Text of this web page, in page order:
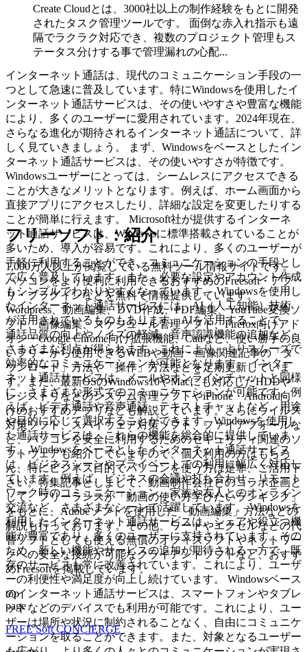
インターネット通話は、現代のコミュニケーション手段の一
つとして急速に普及しています。特にWindowsを使用したイ
ンターネット通話サービスは、その使いやすさや豊富な機能
により、多くのユーザーに愛用されています。2024年現在、
さらなる進化が期待されるインターネット通話について、詳
しく見ていきましょう。 まず、Windowsをベースとしたイン
ターネット通話サービスは、その使いやすさが特徴です。
Windowsユーザーにとっては、シームレスにアクセスできる
ことが大きなメリットとなります。例えば、ホーム画面から
直接アプリにアクセスしたり、詳細な設定を変更したりする
ことが簡単に行えます。 Microsoft社が提供するインターネ
ット通話サービスは、Windowsに標準搭載されていることが
多いため、導入が容易です。これにより、多くのユーザーが
手軽に利用することができ、コミュニケーションの手段とし
て広く普及しています。また、必要な設定やアカウント作成
もシンプルでわかりやすくなっています。 Windowsを使用し
たインターネット通話サービスには、AI（人工知能）技術
が活用されているものもあります。AIを活用することで、
通話品質の向上やノイズの軽減、音声認識機能の追加など、
さまざまな利点が得られます。これにより、よりスムーズで
効率的なコミュニケーションが可能となります。 インター
ネット通話サービスは、メールやオンラインチャットと同様
に、さまざまな形式でのコミュニケーションが可能です。例
えば、ビデオ通話や音声通話、テキストチャットなど、用途
や目的に応じて選択することができます。Windowsを使用し
た通話サービスは、これらの機能を総合的に提供していま
す。 Windowsをベースとしたインターネット通話サービス
は、ビジネスシーンやプライベートでの利用に幅広く対応し
ています。例えば、ビジネスの会議や打ち合わせ、リモート
ワーク時のコミュニケーション、家族や友人とのオンライン
交流など、さまざまなシーンで活躍しています。 Windowsを
利用したインターネット通話サービスは、シェアや役立つ機
能が豊富であり、多くのユーザーに支持されています。その
ため、新しい機能やサービスの追加が期待される一方で、既
存のサービスも常に改善されています。これにより、ユーザ
ーの利便性や満足度が向上し続けています。 Windowsベース
のインターネット通話サービスは、スマートフォンやタブレ
ットなどのデバイスでも利用が可能です。これにより、ユー
ザーは場所や状況に制約されることなく、自由にコミュニケ
ーションを取ることができます。また、対象となるユーザー
Create Cloudとは、3000社以上の制作経験をもとに開発
されたタスク管理ツールです。 面倒な赤入れ指示も遠
隔でラクラク対応でき、複数のプロジェクト管理もス
テータス分けする事で管理漏れの心配...
フリーソフト：紹介
1,000万人以上が閲覧している無料ツール情報サイトです。
パソコンをより便利に利用できるおすすめのFreesoft・アプ
リ・プラグインなどを無料で情報提供しています。
Wordpress、動画編集、DVD作成、PDF編集、YouTube変換ソ
フト、画像編集、スケジュール管理ソフト、Firefox向けアド
オン・Google Chrome向け拡張機能、Cadなど、使い勝手の良
いフリーから使用できるWEBや動画・画像関連記事の「ダ
ウンロード」方法や「操作」方法などを定期更新していま
す。また、最新OSのWindows10やMacにも対応したHDDや
レジストリなどのシステム管理ソフトやiPhone・Android向
けのおすすめアプリなども解説しています。さらにウイルス
対策ソフト、スパイウェア対策ソフト、ファイアフォールな
ど、パソコンを安全に利用するためのセキュリティ関連のソ
フトウェアも紹介していますので、個人利用の方はもちろ
ん、特にビジネス目的でパソコンを使う方は是非、ご活用下
さい。特集記事としまして、動画制作会社とのコラボ企画と
して、フリーランスが「動画の使い方学びたいランキング」
をもとに、Adobeソフトを使用した「動画編集」方法などの
解説も行っております。その他、ワードやエクセルなどの代
替ソフトとしても使える無償のオフィスソフトやネットワー
クへの安全な接続が可能なクライアントソフトなど、おすす
めFreesoftを掲載しています。
top
page
FREE Soft CONCIERGE